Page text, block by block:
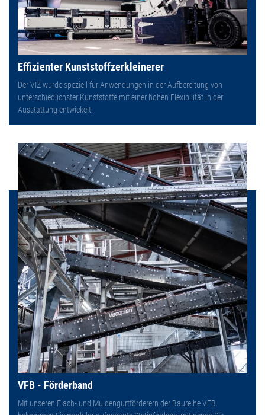
Effizienter Kunststoffzerkleinerer
Der VIZ wurde speziell für Anwendungen in der Aufbereitung von
unterschiedlichster Kunststoffe mit einer hohen Flexibilität in der
Ausstattung entwickelt.
VFB - Förderband
Mit unseren Flach- und Muldengurtförderern der Baureihe VFB